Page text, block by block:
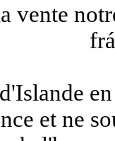
vente
et ne